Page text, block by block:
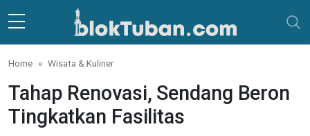
Skip to main content
Home Wisata & Kuliner
Tahap Renovasi, Sendang Beron
Tingkatkan Fasilitas